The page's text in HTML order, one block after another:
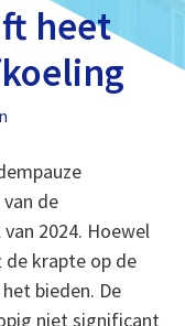
heet
de
2024. Hoewel
de krapte op de
bieden. De
niet significant